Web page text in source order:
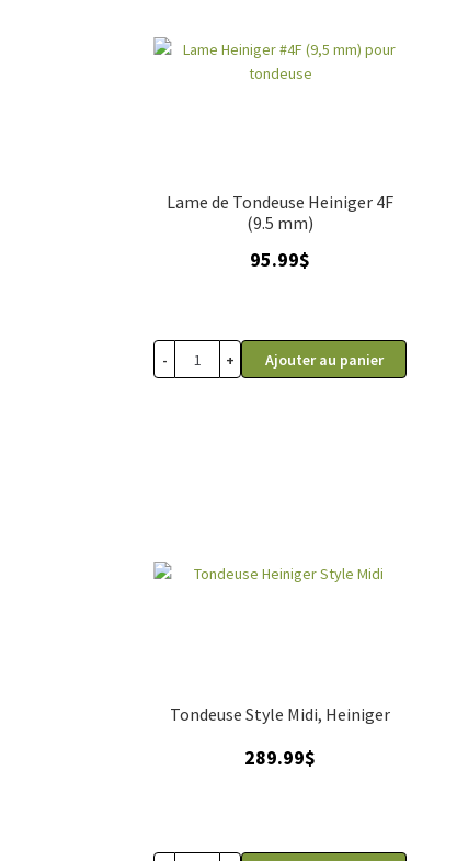
Lame de Tondeuse Heiniger 4F
(9.5 mm)
95.99$
- + Ajouter au panier
Tondeuse Style Midi, Heiniger
289.99$